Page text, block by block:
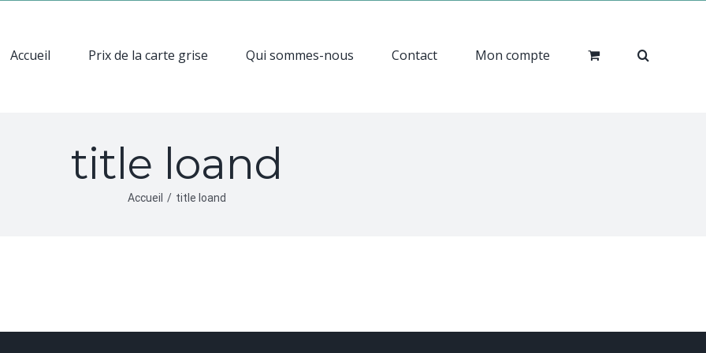
Accueil Prix de la carte grise Qui sommes-nous Contact Mon compte
title loand
Accueil / title loand